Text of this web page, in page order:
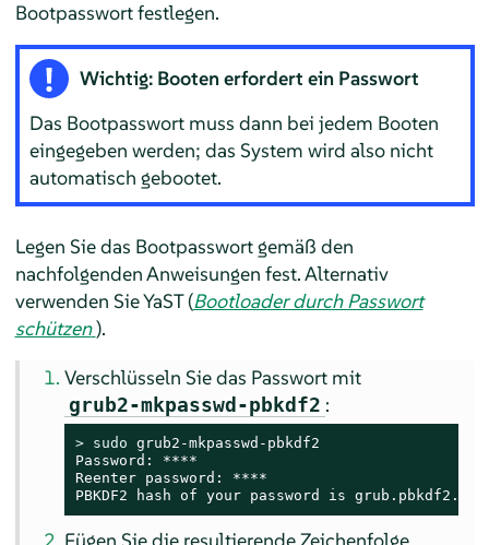
Bootpasswort festlegen.
Wichtig: Booten erfordert ein Passwort
Das Bootpasswort muss dann bei jedem Booten
eingegeben werden; das System wird also nicht
automatisch gebootet.
Legen Sie das Bootpasswort gemäß den
nachfolgenden Anweisungen fest. Alternativ
verwenden Sie YaST (Bootloader durch Passwort
schützen).
Verschlüsseln Sie das Passwort mit
grub2-mkpasswd-pbkdf2 :
> sudo grub2-mkpasswd-pbkdf2
Password: ****
Reenter password: ****
PBKDF2 hash of your password is